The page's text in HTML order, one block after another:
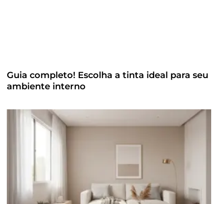
Guia completo! Escolha a tinta ideal para seu
ambiente interno